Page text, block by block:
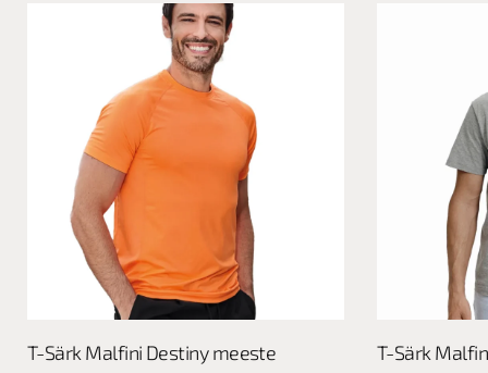
Vali
product
T-Särk Malfini Destiny meeste
product
T-Särk